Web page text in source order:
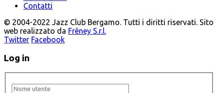
Contatti
© 2004-2022 Jazz Club Bergamo. Tutti i diritti riservati. Sito
web realizzato da Frêney S.r.l.
Twitter Facebook
Log in